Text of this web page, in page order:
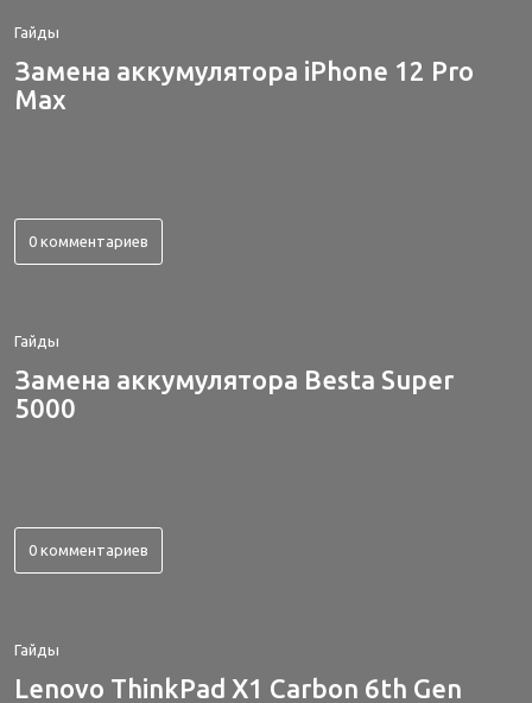
Гайды
Замена аккумулятора iPhone 12 Pro
Max
0 комментариев
Гайды
Замена аккумулятора Besta Super
5000
0 комментариев
Гайды
Lenovo ThinkPad X1 Carbon 6th Gen